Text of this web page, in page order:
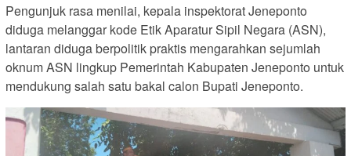
Pengunjuk rasa menilai, kepala inspektorat Jeneponto
diduga melanggar kode Etik Aparatur Sipil Negara (ASN),
lantaran diduga berpolitik praktis mengarahkan sejumlah
oknum ASN lingkup Pemerintah Kabupaten Jeneponto untuk
mendukung salah satu bakal calon Bupati Jeneponto.